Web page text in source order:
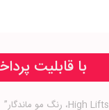
با قابلیت